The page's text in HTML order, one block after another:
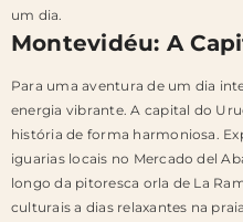
um dia.
Montevidéu: A
Para uma aventura de um dia
energia vibrante. A capital do
história de forma harmoniosa.
iguarias locais no Mercado del
longo da pitoresca orla de La
culturais a dias relaxantes na